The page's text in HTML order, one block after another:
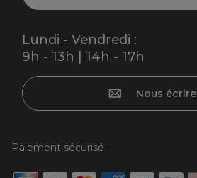
Lundi - Vendredi :
9h - 13h | 14h - 17h
Nous écrire
Paiement sécurisé